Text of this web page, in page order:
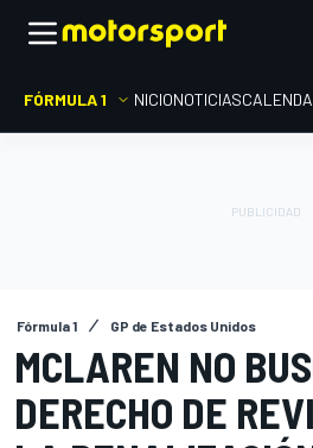
FÓRMULA 1 INICIONOTICIAS
Fórmula 1 GP de Estados Unidos
MCLAREN NO
DERECHO DE